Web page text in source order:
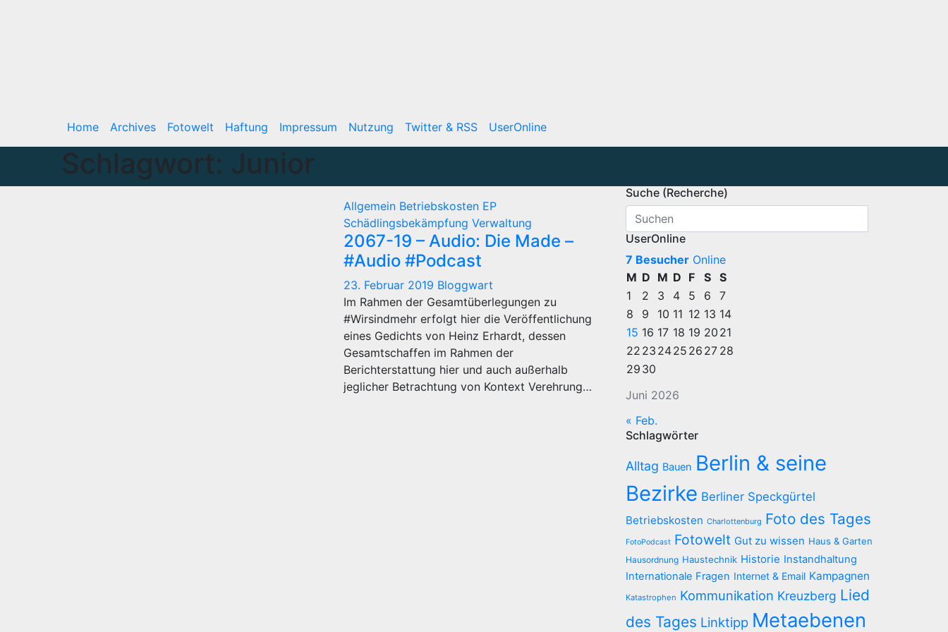
Home Archives Fotowelt Haftung Impressum Nutzung Twitter & RSS UserOnline
Schlagwort: Junior
Allgemein Betriebskosten EP
Schädlingsbekämpfung Verwaltung
2067-19 – Audio: Die Made –
#Audio #Podcast
23. Februar 2019 Bloggwart
Im Rahmen der Gesamtüberlegungen zu
#Wirsindmehr erfolgt hier die Veröffentlichung
eines Gedichts von Heinz Erhardt, dessen
Gesamtschaffen im Rahmen der
Berichterstattung hier und auch außerhalb
jeglicher Betrachtung von Kontext Verehrung…
Suche (Recherche)
UserOnline
7 Besucher Online
Juni 2026
M D M D F S S
1
2 3 4 5 6
7
8
9 10 11 12 13 14
15 16 17 18 19 20 21
22 23 2425 26 27 28
29 30
« Feb.
Schlagwörter
Alltag Bauen Berlin & seine
Bezirke Berliner Speckgürtel
Betriebskosten Charlottenburg Foto des Tages
FotoPodcast Fotowelt Gut zu wissen Haus & Garten
Hausordnung Haustechnik Historie Instandhaltung
Internationale Fragen Internet & Email Kampagnen
Katastrophen Kommunikation Kreuzberg Lied
des Tages Linktipp Metaebenen